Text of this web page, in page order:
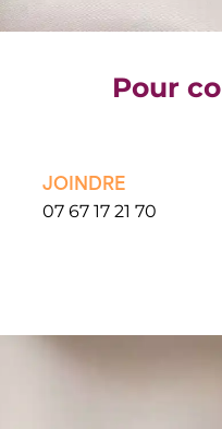
Pour
JOINDRE
07 67 17 21 70